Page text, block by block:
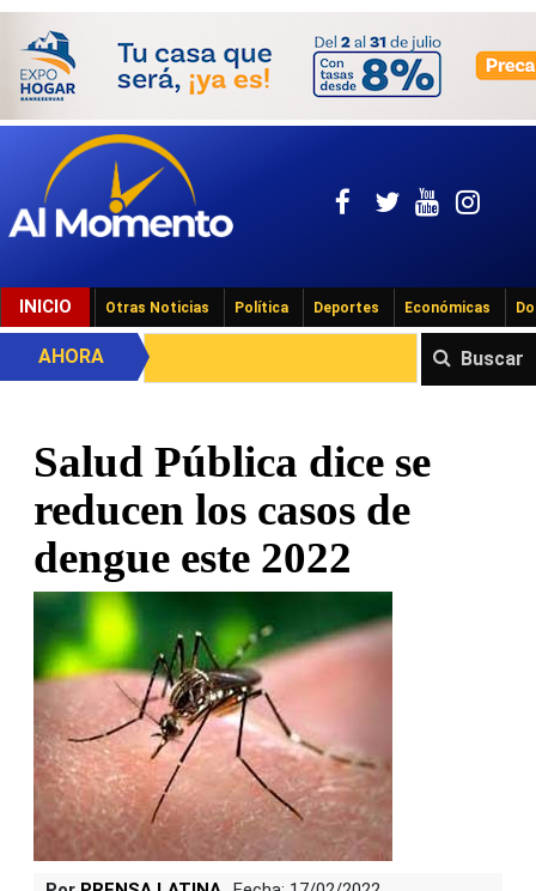
INICIO Otras Noticias Política Deportes Económicas
Buscar
AHORA
Salud Pública dice se
reducen los casos de
dengue este 2022